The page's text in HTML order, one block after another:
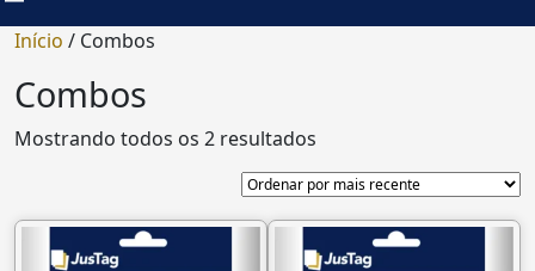
Início / Combos
Combos
Mostrando todos os 2 resultados
por
mais
recente